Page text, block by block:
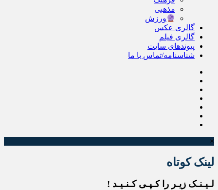
مذهبی
ورزش
گالری عکس
گالری فیلم
پیوندهای سایت
شناسنامه/تماس با ما
×
لینک کوتاه
لـیـنـک زیـر را کـپـی کـنـیـد !